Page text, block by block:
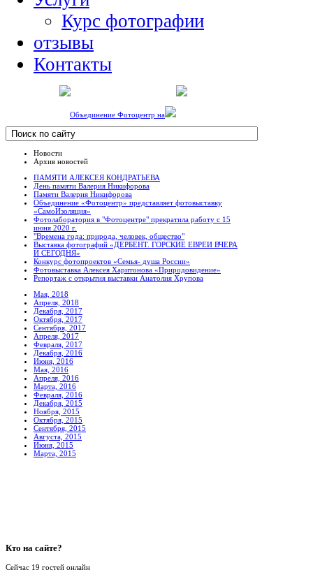
Курс фотографии
отзывы
Контакты
Объединение Фотоцентр на
Новости
Архив новостей
ПАМЯТИ АЛЕКСЕЯ КОНДРАТЬЕВА
День памяти Валерия Никифорова
Памяти Валерия Никифорова
Объединение «Фотоцентр» представляет фотовыставку
«СамоИзоляция»
Фотолаборатория в "Фотоцентре" прекратила работу с 15
июня 2020 г.
"Времена года: природа, человек, общество"
Выставка фотографий «ДЕРБЕНТ. ГОРСКИЕ ЕВРЕИ ВЧЕРА
И СЕГОДНЯ»
Конкурс фотопроектов «Семья- душа России»
Фотовыставка Алексея Харитонова «Природовидение»
Репортаж с открытия выставки Анатолия Хрупова
Мая, 2018
Апреля, 2018
Декабря, 2017
Октября, 2017
Сентября, 2017
Апреля, 2017
Февраля, 2017
Декабря, 2016
Июня, 2016
Мая, 2016
Апреля, 2016
Марта, 2016
Февраля, 2016
Декабря, 2015
Ноября, 2015
Октября, 2015
Сентября, 2015
Августа, 2015
Июня, 2015
Марта, 2015
Кто на сайте?
Сейчас 19 гостей онлайн